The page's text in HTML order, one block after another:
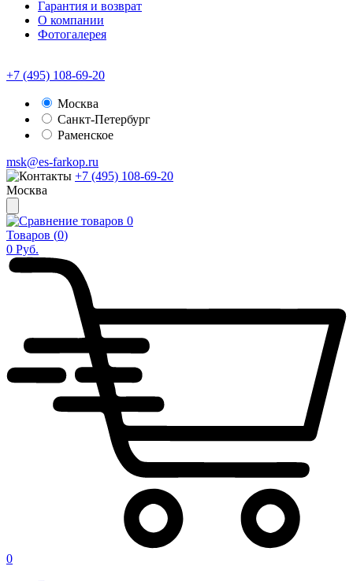
Гарантия и возврат
О компании
Фотогалерея
+7 (495) 108-69-20
Москва
Санкт-Петербург
Раменское
msk@es-farkop.ru
+7 (495) 108-69-20
Москва
0
Товаров (0)
0 Руб.
0